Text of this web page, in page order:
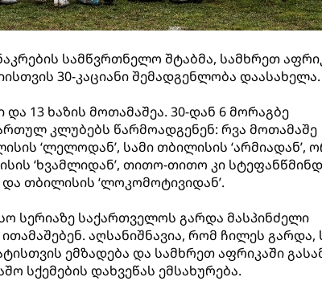
სამწვრთნელო შტაბმა, სამხრეთ
30-კაციანი შემადგენლობა დაასახელა.
13 ხაზის მოთამაშეა. 30-დან 6 მორაგბე
კლუბებს წარმოადგენენ: რვა მოთამაშე
‘ლელოდან’, სამი თბილისის ‘არმიადან’,
‘ხვამლიდან’, თითო-თითო კი
და თბილისის ‘ლოკომოტივიდან’.
სერიაზე საქართველოს გარდა მასპინძელი
აღსანიშნავია, რომ ჩილეს გარდა,
ემზადება და სამხრეთ აფრიკაში
სქემების დახვეწას ემსახურება.